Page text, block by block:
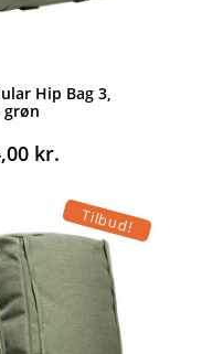
Hip Bag 3,
kr..
kr.Den
pris
er:
934,00 kr..
Tilbud!